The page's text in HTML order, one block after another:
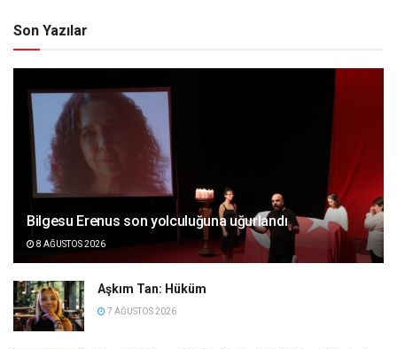
Son Yazılar
Bilgesu Erenus son yolculuğuna uğurlandı
8 AĞUSTOS 2026
Aşkım Tan: Hüküm
7 AĞUSTOS 2026